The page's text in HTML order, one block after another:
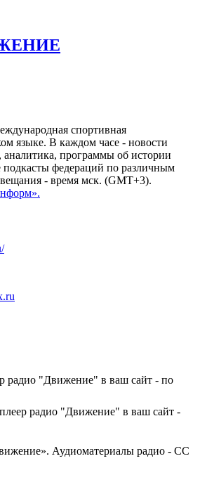
спортивная
языке. В каждом часе - новости
аналитика, программы об истории
подкасты федераций по различным
- время мск. (GMT+3).
радио "Движение" в ваш сайт - по
радио "Движение" в ваш сайт -
Аудиоматериалы радио - CC